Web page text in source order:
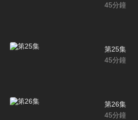
45分鐘
第25集
45分鐘
第26集
45分鐘